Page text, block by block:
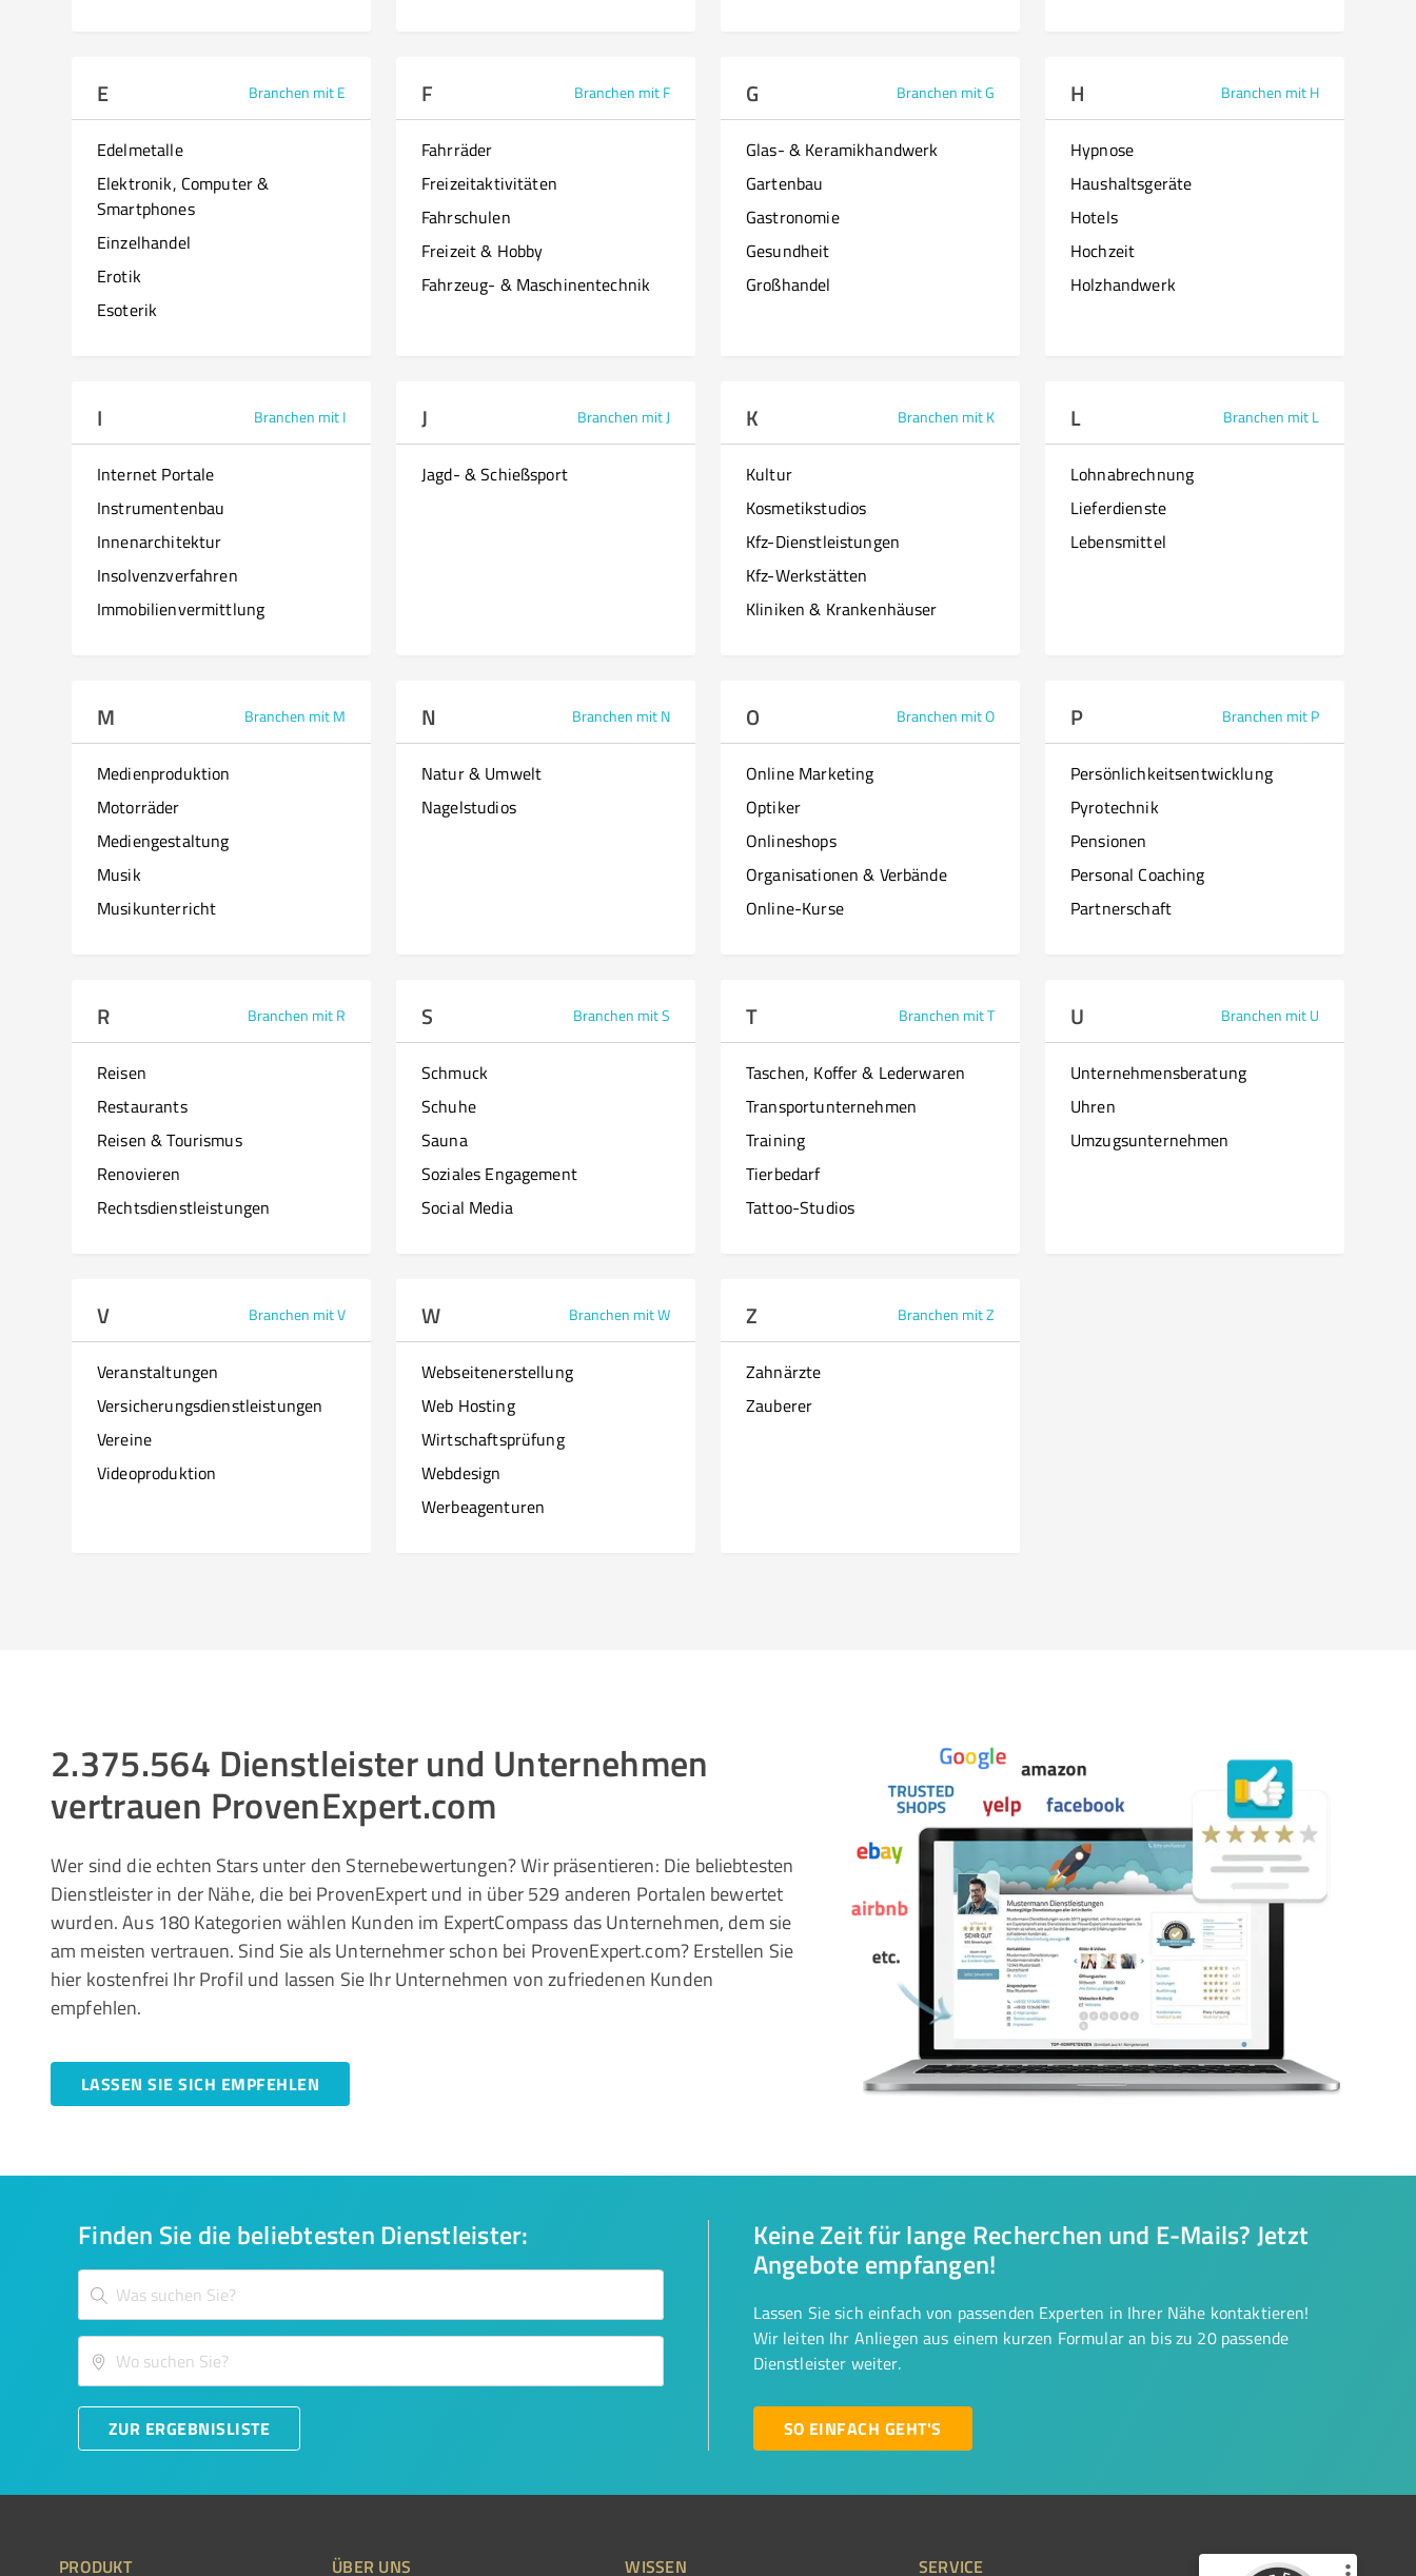
E Branchen mit E
Edelmetalle
Elektronik, Computer &
Smartphones
Einzelhandel
Erotik
Esoterik
F Branchen mit F
Fahrräder
Freizeitaktivitäten
Fahrschulen
Freizeit & Hobby
Fahrzeug- & Maschinentechnik
G Branchen mit G
Glas- & Keramikhandwerk
Gartenbau
Gastronomie
Gesundheit
Großhandel
H Branchen mit H
Hypnose
Haushaltsgeräte
Hotels
Hochzeit
Holzhandwerk
I Branchen mit I
Internet Portale
Instrumentenbau
Innenarchitektur
Insolvenzverfahren
Immobilienvermittlung
J Branchen mit J
Jagd- & Schießsport
K Branchen mit K
Kultur
Kosmetikstudios
Kfz-Dienstleistungen
Kfz-Werkstätten
Kliniken & Krankenhäuser
L Branchen mit L
Lohnabrechnung
Lieferdienste
Lebensmittel
M Branchen mit M
Medienproduktion
Motorräder
Mediengestaltung
Musik
Musikunterricht
N Branchen mit N
Natur & Umwelt
Nagelstudios
O Branchen mit O
Online Marketing
Optiker
Onlineshops
Organisationen & Verbände
Online-Kurse
P Branchen mit P
Persönlichkeitsentwicklung
Pyrotechnik
Pensionen
Personal Coaching
Partnerschaft
R Branchen mit R
Reisen
Restaurants
Reisen & Tourismus
Renovieren
Rechtsdienstleistungen
S Branchen mit S
Schmuck
Schuhe
Sauna
Soziales Engagement
Social Media
T Branchen mit T
Taschen, Koffer & Lederwaren
Transportunternehmen
Training
Tierbedarf
Tattoo-Studios
U Branchen mit U
Unternehmensberatung
Uhren
Umzugsunternehmen
V Branchen mit V
Veranstaltungen
Versicherungsdienstleistungen
Vereine
Videoproduktion
W Branchen mit W
Webseitenerstellung
Web Hosting
Wirtschaftsprüfung
Webdesign
Werbeagenturen
Z Branchen mit Z
Zahnärzte
Zauberer
2.375.564 Dienstleister und Unternehmen
vertrauen ProvenExpert.com
Wer sind die echten Stars unter den Sternebewertungen? Wir präsentieren: Die beliebtesten
Dienstleister in der Nähe, die bei ProvenExpert und in über 529 anderen Portalen bewertet
wurden. Aus 180 Kategorien wählen Kunden im ExpertCompass das Unternehmen, dem sie
am meisten vertrauen. Sind Sie als Unternehmer schon bei ProvenExpert.com? Erstellen Sie
hier kostenfrei Ihr Profil und lassen Sie Ihr Unternehmen von zufriedenen Kunden
empfehlen.
LASSEN SIE SICH EMPFEHLEN
Finden Sie die beliebtesten Dienstleister:
ZUR ERGEBNISLISTE
Keine Zeit für lange Recherchen und E-Mails? Jetzt
Angebote empfangen!
Lassen Sie sich einfach von passenden Experten in Ihrer Nähe kontaktieren!
Wir leiten Ihr Anliegen aus einem kurzen Formular an bis zu 20 passende
Dienstleister weiter.
SO EINFACH GEHT'S
PRODUKT ÜBER UNS WISSEN SERVICE